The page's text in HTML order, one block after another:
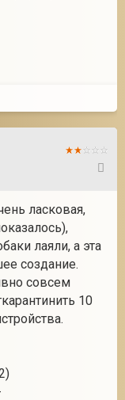
ласковая,
лаяли, а эта
создание.
совсем
10